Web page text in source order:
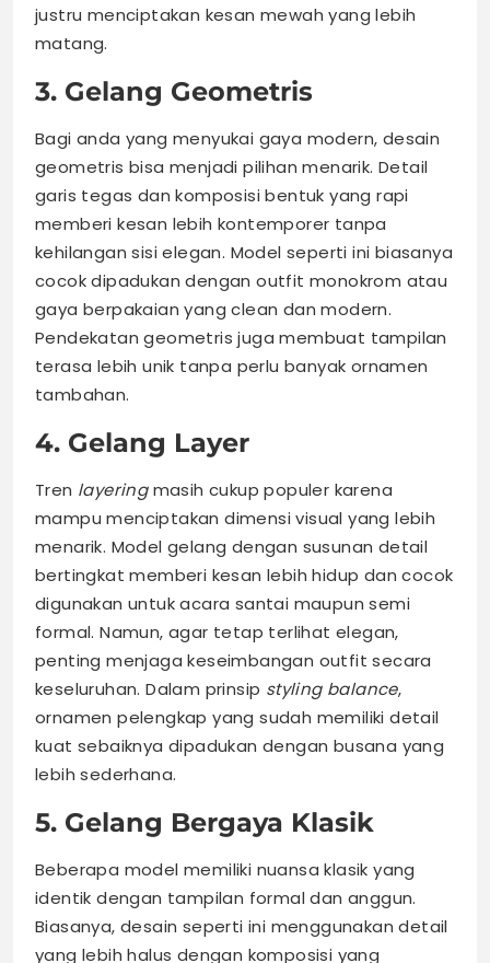
justru menciptakan kesan mewah yang lebih
matang.
3. Gelang Geometris
Bagi anda yang menyukai gaya modern, desain
geometris bisa menjadi pilihan menarik. Detail
garis tegas dan komposisi bentuk yang rapi
memberi kesan lebih kontemporer tanpa
kehilangan sisi elegan. Model seperti ini biasanya
cocok dipadukan dengan outfit monokrom atau
gaya berpakaian yang clean dan modern.
Pendekatan geometris juga membuat tampilan
terasa lebih unik tanpa perlu banyak ornamen
tambahan.
4. Gelang Layer
Tren layeringmasih cukup populer karena
mampu menciptakan dimensi visual yang lebih
menarik. Model gelang dengan susunan detail
bertingkat memberi kesan lebih hidup dan cocok
digunakan untuk acara santai maupun semi
formal. Namun, agar tetap terlihat elegan,
penting menjaga keseimbangan outfit secara
keseluruhan. Dalam prinsip styling balance,
ornamen pelengkap yang sudah memiliki detail
kuat sebaiknya dipadukan dengan busana yang
lebih sederhana.
5. Gelang Bergaya Klasik
Beberapa model memiliki nuansa klasik yang
identik dengan tampilan formal dan anggun.
Biasanya, desain seperti ini menggunakan detail
yang lebih halus dengan komposisi yang